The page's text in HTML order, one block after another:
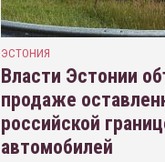
ЭСТОНИЯ
Власти Эстонии
продаже
российской
автомобилей